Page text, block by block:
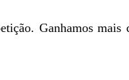
Ganhamos